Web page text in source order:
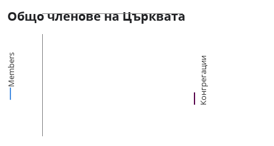
Общо членове на Църквата
Members Конгрегации